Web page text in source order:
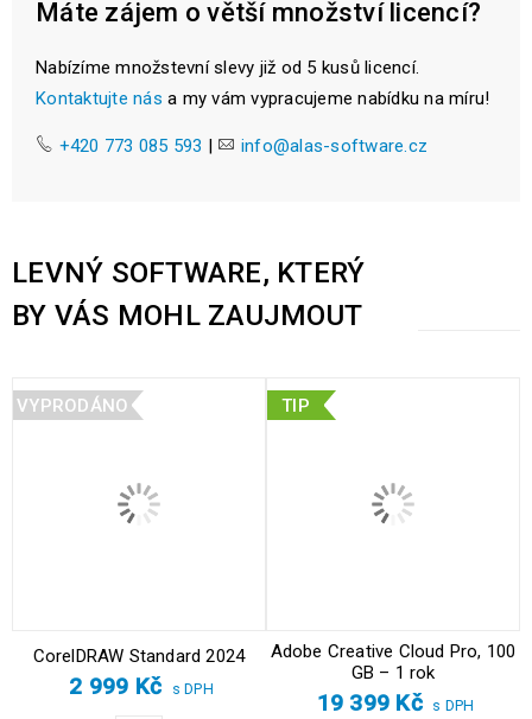
Máte zájem o větší množství licencí?
Nabízíme množstevní slevy již od 5 kusů licencí.
Kontaktujte nás a my vám vypracujeme nabídku na míru!
+420 773 085 593 info@alas-software.cz
LEVNÝ SOFTWARE, KTERÝ
BY VÁS MOHL ZAUJMOUT
VYPRODÁNO
CorelDRAW Standard 2024
2 999 Kč s DPH
TIP
Adobe Creative Cloud Pro, 100
GB – 1 rok
19 399 Kč s DPH